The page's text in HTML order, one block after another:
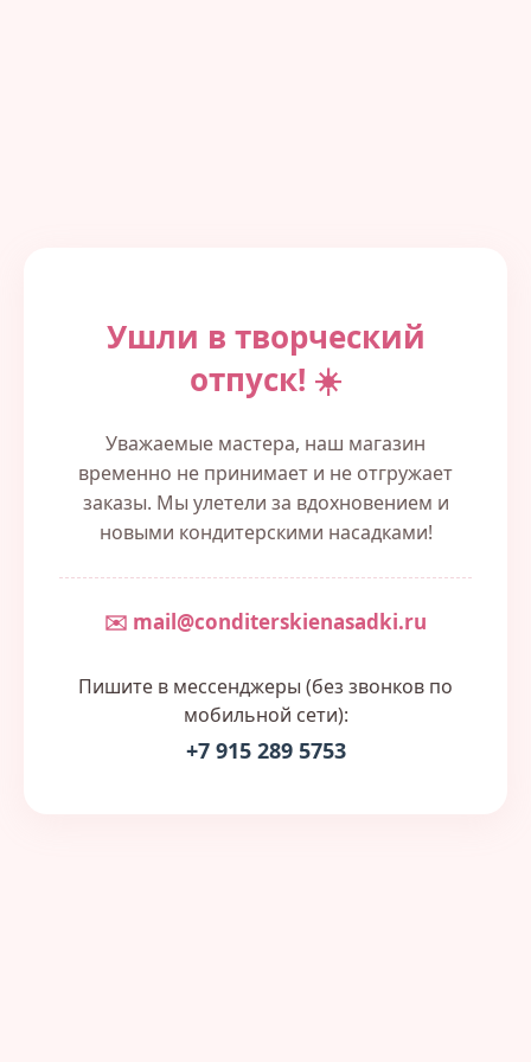
Ушли в творческий
отпуск! ☀️
Уважаемые мастера, наш магазин
временно не принимает и не отгружает
заказы. Мы улетели за вдохновением и
новыми кондитерскими насадками!
✉️ mail@conditerskienasadki.ru
Пишите в мессенджеры (без звонков по
мобильной сети):
+7 915 289 5753